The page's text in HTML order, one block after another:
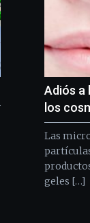
la
ciudad
y
de
del
Adiós a
los
Las
geles […]